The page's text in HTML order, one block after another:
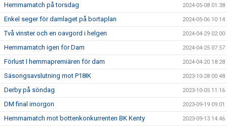
Hemmamatch på torsdag 2024-05-08 01:38
Enkel seger för damlaget på bortaplan 2024-05-06 10:14
Två vinster och en oavgord i helgen 2024-04-29 02:00
Hemmamatch igen för Dam 2024-04-25 07:57
Förlust I hemmapremiären för dam 2024-04-20 18:28
Säsongsavslutning mot P18IK 2023-10-28 00:48
Derby på söndag 2023-10-05 11:16
DM final imorgon 2023-09-19 09:01
Hemmamatch mot bottenkonkurrenten BK Kenty 2023-09-13 14:46